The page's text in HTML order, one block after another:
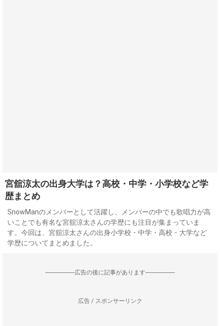
宮舘涼太の出身大学は？高校・中学・小学校など学
歴まとめ
SnowManのメンバーとして活躍し、メンバーの中でも歌唱力が高
いことでも有名な宮舘涼太さんの学歴にも注目が集まっていま
す。今回は、宮舘涼太さんの出身小学校・中学・高校・大学など
学歴についてまとめました。
--------------------広告の後に記事があります--------------------
広告 / スポンサーリンク